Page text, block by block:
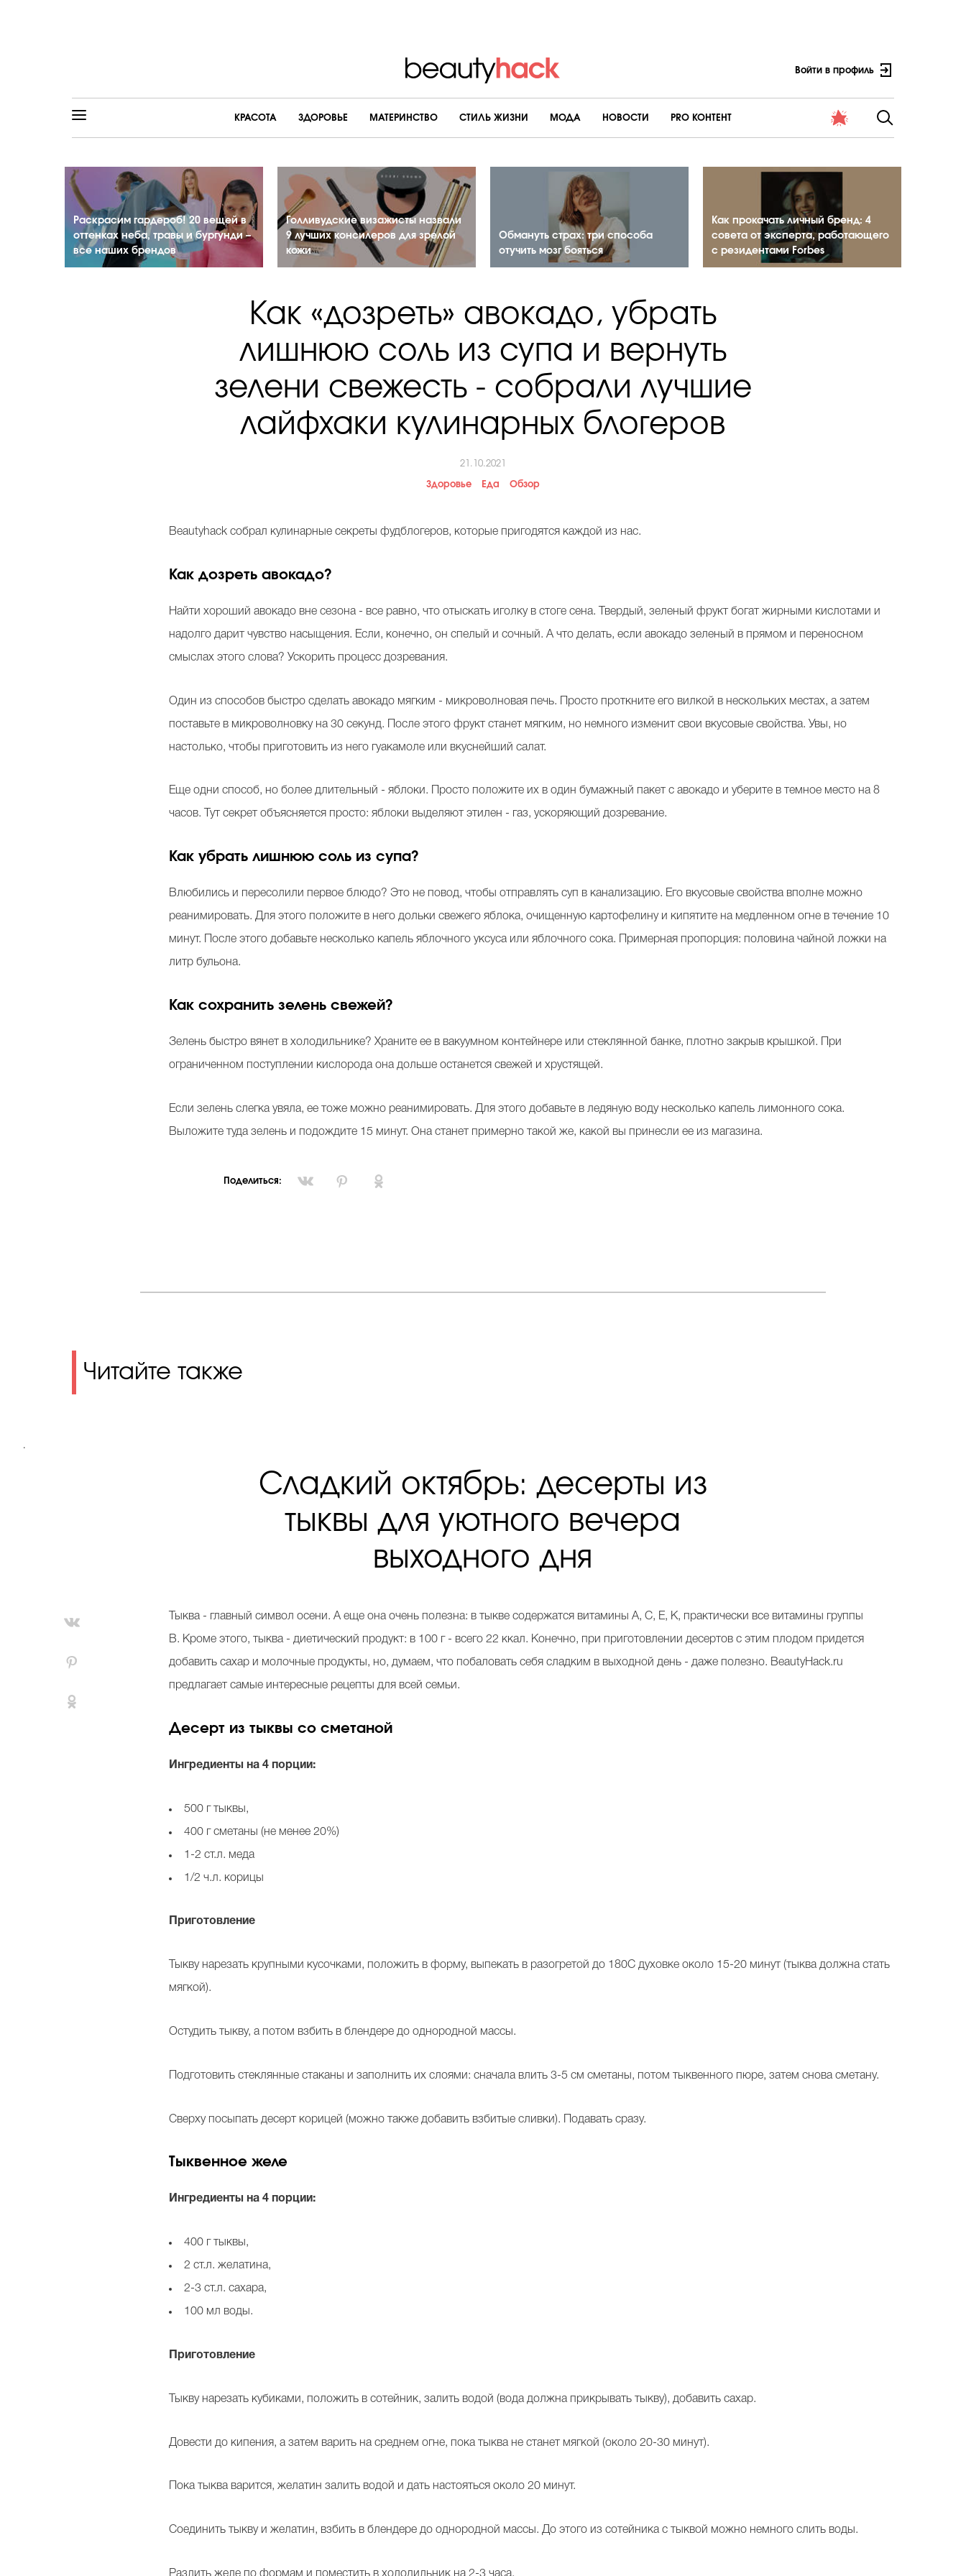
Войти в профиль
КРАСОТА ЗДОРОВЬЕ МАТЕРИНСТВО CТИЛЬ ЖИЗНИ МОДА НОВОСТИ PRO КОНТЕНТ
Раскрасим гардероб! 20 вещей в
оттенках неба, травы и бургунди –
все наших брендов
Голливудские визажисты назвали
9 лучших консилеров для зрелой
кожи
Обмануть страх: три способа
отучить мозг бояться
Как прокачать личный бренд: 4
совета от эксперта, работающего
с резидентами Forbes
Как «дозреть» авокадо, убрать
лишнюю соль из супа и вернуть
зелени свежесть - собрали лучшие
лайфхаки кулинарных блогеров
21.10.2021
Здоровье Еда Обзор
Beautyhack собрал кулинарные секреты фудблогеров, которые пригодятся каждой из нас.
Как дозреть авокадо?
Найти хороший авокадо вне сезона - все равно, что отыскать иголку в стоге сена. Твердый, зеленый фрукт богат жирными кислотами и
надолго дарит чувство насыщения. Если, конечно, он спелый и сочный. А что делать, если авокадо зеленый в прямом и переносном
смыслах этого слова? Ускорить процесс дозревания.
Один из способов быстро сделать авокадо мягким - микроволновая печь. Просто проткните его вилкой в нескольких местах, а затем
поставьте в микроволновку на 30 секунд. После этого фрукт станет мягким, но немного изменит свои вкусовые свойства. Увы, но
настолько, чтобы приготовить из него гуакамоле или вкуснейший салат.
Еще одни способ, но более длительный - яблоки. Просто положите их в один бумажный пакет с авокадо и уберите в темное место на 8
часов. Тут секрет объясняется просто: яблоки выделяют этилен - газ, ускоряющий дозревание.
Как убрать лишнюю соль из супа?
Влюбились и пересолили первое блюдо? Это не повод, чтобы отправлять суп в канализацию. Его вкусовые свойства вполне можно
реанимировать. Для этого положите в него дольки свежего яблока, очищенную картофелину и кипятите на медленном огне в течение 10
минут. После этого добавьте несколько капель яблочного уксуса или яблочного сока. Примерная пропорция: половина чайной ложки на
литр бульона.
Как сохранить зелень свежей?
Зелень быстро вянет в холодильнике? Храните ее в вакуумном контейнере или стеклянной банке, плотно закрыв крышкой. При
ограниченном поступлении кислорода она дольше останется свежей и хрустящей.
Если зелень слегка увяла, ее тоже можно реанимировать. Для этого добавьте в ледяную воду несколько капель лимонного сока.
Выложите туда зелень и подождите 15 минут. Она станет примерно такой же, какой вы принесли ее из магазина.
Поделиться:
Читайте также
.
Сладкий октябрь: десерты из
тыквы для уютного вечера
выходного дня
Тыква - главный символ осени. А еще она очень полезна: в тыкве содержатся витамины А, C, E, K, практически все витамины группы
B. Кроме этого, тыква - диетический продукт: в 100 г - всего 22 ккал. Конечно, при приготовлении десертов с этим плодом придется
добавить сахар и молочные продукты, но, думаем, что побаловать себя сладким в выходной день - даже полезно. BeautyHack.ru
предлагает самые интересные рецепты для всей семьи.
Десерт из тыквы со сметаной
Ингредиенты на 4 порции:
500 г тыквы,
400 г сметаны (не менее 20%)
1-2 ст.л. меда
1/2 ч.л. корицы
Приготовление
Тыкву нарезать крупными кусочками, положить в форму, выпекать в разогретой до 180С духовке около 15-20 минут (тыква должна стать
мягкой).
Остудить тыкву, а потом взбить в блендере до однородной массы.
Подготовить стеклянные стаканы и заполнить их слоями: сначала влить 3-5 см сметаны, потом тыквенного пюре, затем снова сметану.
Сверху посыпать десерт корицей (можно также добавить взбитые сливки). Подавать сразу.
Тыквенное желе
Ингредиенты на 4 порции:
400 г тыквы,
2 ст.л. желатина,
2-3 ст.л. сахара,
100 мл воды.
Приготовление
Тыкву нарезать кубиками, положить в сотейник, залить водой (вода должна прикрывать тыкву), добавить сахар.
Довести до кипения, а затем варить на среднем огне, пока тыква не станет мягкой (около 20-30 минут).
Пока тыква варится, желатин залить водой и дать настояться около 20 минут.
Соединить тыкву и желатин, взбить в блендере до однородной массы. До этого из сотейника с тыквой можно немного слить воды.
Разлить желе по формам и поместить в холодильник на 2-3 часа.